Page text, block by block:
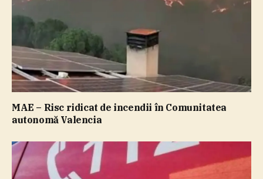
MAE – Risc ridicat de incendii în Comunitatea
autonomă Valencia